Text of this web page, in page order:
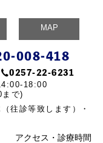
MAP
008-418
☎0257-22-6231
18:00
で)
往診等致します）・
アクセス・診療時間